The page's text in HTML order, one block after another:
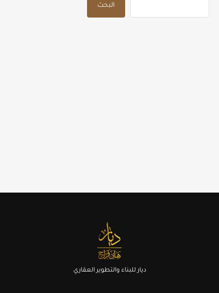
البحث
ديار للبناء والتطوير العقاري